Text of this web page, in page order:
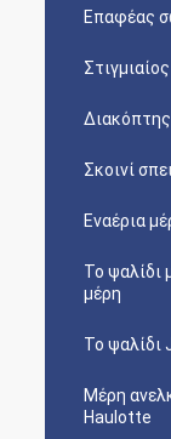
Επαφέας
Σκοινί
Εναέρια
Το ψαλίδι
μέρη
Το ψαλίδι
Μέρη
Haulotte